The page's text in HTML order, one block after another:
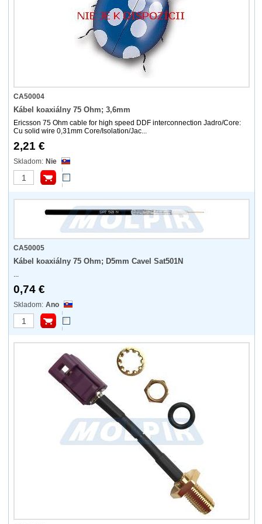
CA50004
Kábel koaxiálny 75 Ohm; 3,6mm
Ericsson 75 Ohm cable for high speed DDF interconnection Jadro/Core:
Cu solid wire 0,31mm Core/Isolation/Jac...
2,21 €
Nie
CA50005
Kábel koaxiálny 75 Ohm; D5mm Cavel Sat501N
...
0,74 €
Ano